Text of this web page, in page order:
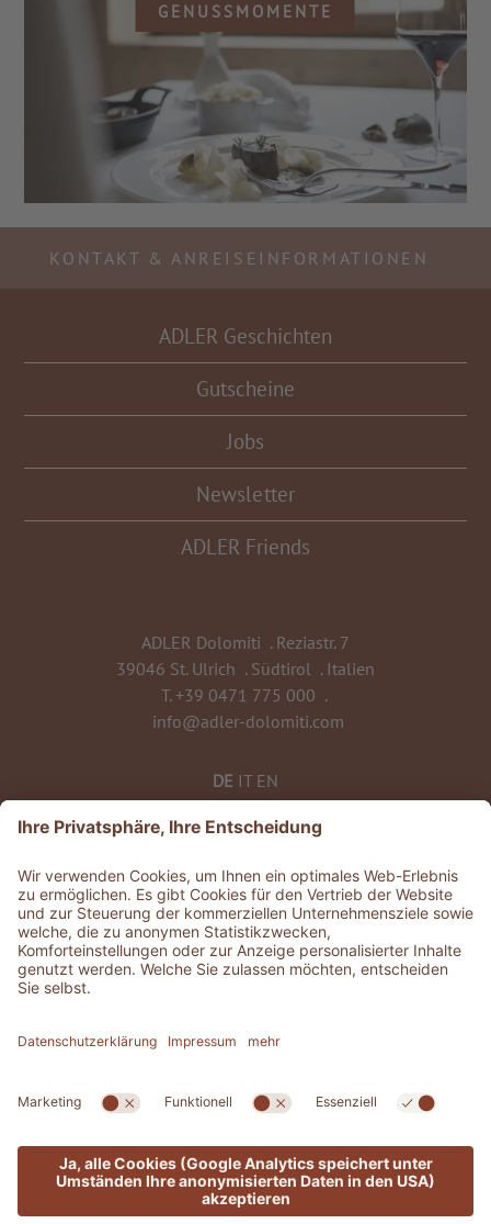
GENUSSMOMENTE
KONTAKT & ANREISEINFORMATIONEN
ADLER Geschichten
Gutscheine
Jobs
Newsletter
ADLER Friends
ADLER Dolomiti . Reziastr. 7
39046 St. Ulrich . Südtirol . Italien
T. +39 0471 775 000 .
info@adler-dolomiti.com
DE IT EN
CIN: IT021061A1BUTEVG3K
Barrierefreiheitserklärung.Sitemap .Impressum.Cookie Einstellungen